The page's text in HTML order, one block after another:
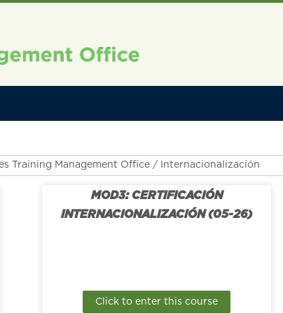
MOD3: CERTIFICACIÓN
INTERNACIONALIZACIÓN (05-26)
Click to enter this course